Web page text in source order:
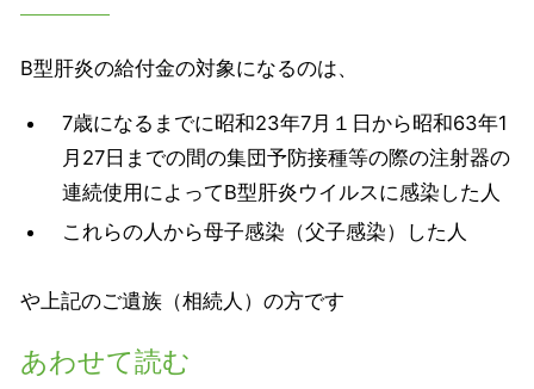
B型肝炎の給付金の対象になるのは、
7歳になるまでに昭和23年7月１日から昭和63年1
月27日までの間の集団予防接種等の際の注射器の
連続使用によってB型肝炎ウイルスに感染した人
これらの人から母子感染（父子感染）した人
や上記のご遺族（相続人）の方です
あわせて読む